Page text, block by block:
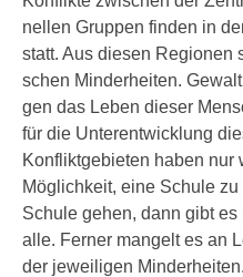
nel­len Gruppen fin­den in
statt. Aus die­sen
schen Minderheiten.
gen das Leben die­ser
für die Unterentwicklung
Konfliktgebieten haben nur
Möglichkeit, eine Schule
Schule gehen, dann gibt
alle. Ferner man­gelt es an
der jewei­li­gen